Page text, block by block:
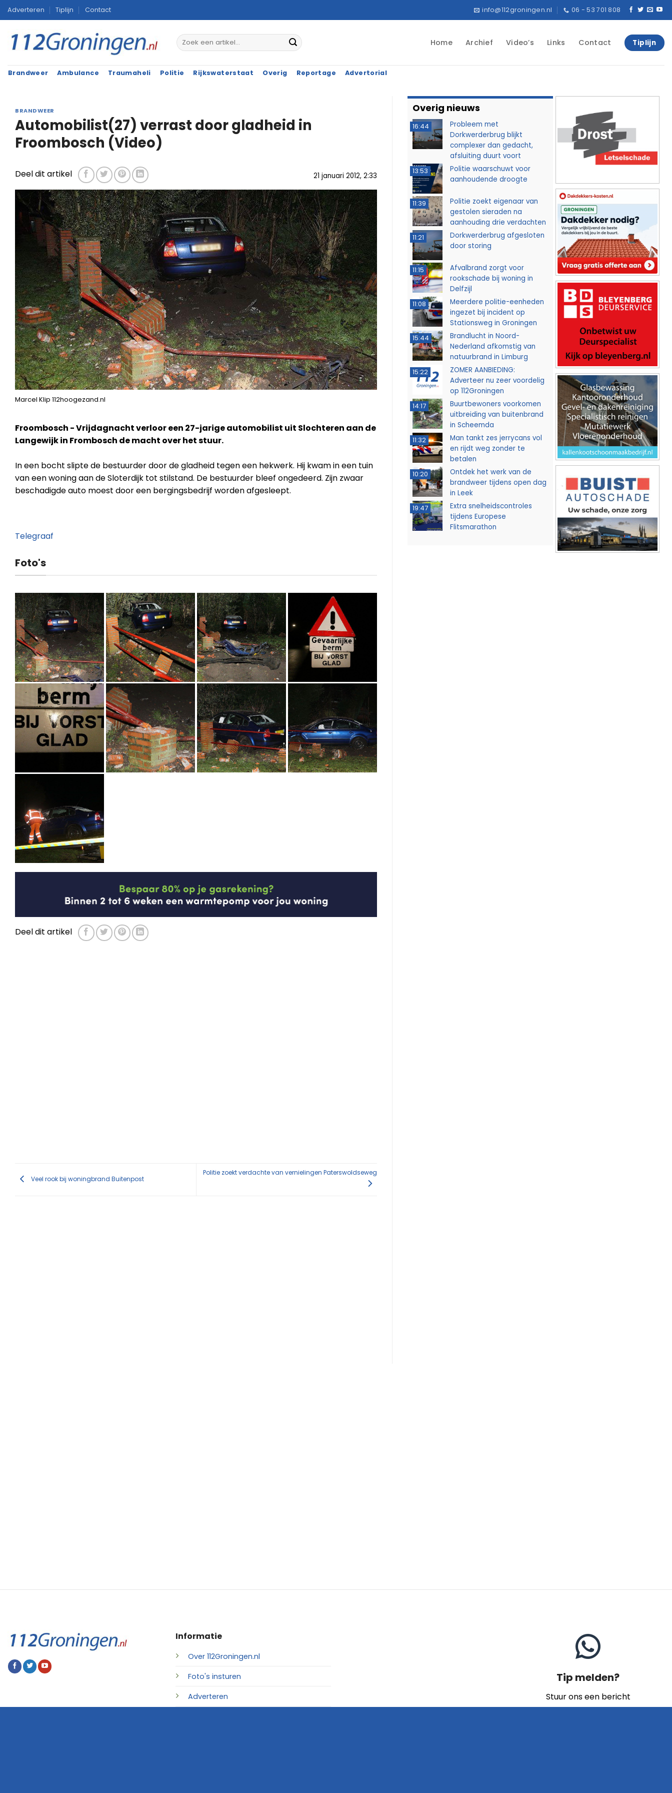
Ga
naar
inhoud
Adverteren Tiplijn Contact info@112groningen.nl 06 - 53 701 808
Home Archief Video’s Links Contact Tiplijn
Brandweer Ambulance Traumaheli Politie Rijkswaterstaat Overig Reportage Advertorial
BRANDWEER
Automobilist(27) verrast door gladheid in
Froombosch (Video)
21 januari 2012, 2:33
Deel dit artikel
Marcel Klip 112hoogezand.nl
Froombosch - Vrijdagnacht verloor een 27-jarige automobilist uit Slochteren aan de
Langewijk in Frombosch de macht over het stuur.
In een bocht slipte de bestuurder door de gladheid tegen een hekwerk. Hij kwam in een tuin
van een woning aan de Sloterdijk tot stilstand. De bestuurder bleef ongedeerd. Zijn zwaar
beschadigde auto moest door een bergingsbedrijf worden afgesleept.
Telegraaf
Foto's
Deel dit artikel
Veel rook bij woningbrand Buitenpost
Politie zoekt verdachte van vernielingen Paterswoldseweg
Overig nieuws
16:44
Probleem met
Dorkwerderbrug blijkt
complexer dan gedacht,
afsluiting duurt voort
13:53
Politie waarschuwt voor
aanhoudende droogte
11:39
Politie zoekt eigenaar van
gestolen sieraden na
aanhouding drie verdachten
11:21
Dorkwerderbrug afgesloten
door storing
11:15
Afvalbrand zorgt voor
rookschade bij woning in
Delfzijl
11:08
Meerdere politie-eenheden
ingezet bij incident op
Stationsweg in Groningen
15:44
Brandlucht in Noord-
Nederland afkomstig van
natuurbrand in Limburg
15:22
ZOMER AANBIEDING:
Adverteer nu zeer voordelig
op 112Groningen
14:17
Buurtbewoners voorkomen
uitbreiding van buitenbrand
in Scheemda
11:32
Man tankt zes jerrycans vol
en rijdt weg zonder te
betalen
10:20
Ontdek het werk van de
brandweer tijdens open dag
in Leek
19:47
Extra snelheidscontroles
tijdens Europese
Flitsmarathon
Informatie
Over 112Groningen.nl
Foto's insturen
Adverteren
Tip melden?
Stuur ons een bericht